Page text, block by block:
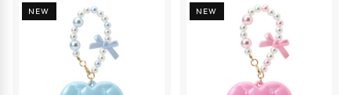
NEW NEW